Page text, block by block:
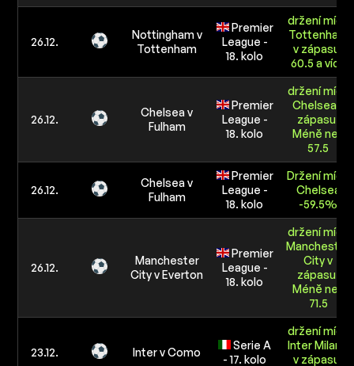
26.12.
Nottingham v
Tottenham
Premier
League -
18. kolo
držení míče
Tottenham
v zápasu:
60.5 a více
26.12.
Chelsea v
Fulham
Premier
League -
18. kolo
držení míče
Chelsea v
zápasu:
Méně než
57.5
26.12.
Chelsea v
Fulham
Premier
League -
18. kolo
Držení míče
Chelsea
-59.5%
26.12.
Manchester
City v Everton
Premier
League -
18. kolo
držení míče
Manchester
City v
zápasu:
Méně než
71.5
23.12. Inter v Como
Serie A
- 17. kolo
držení míče
Inter Milano
v zápasu: